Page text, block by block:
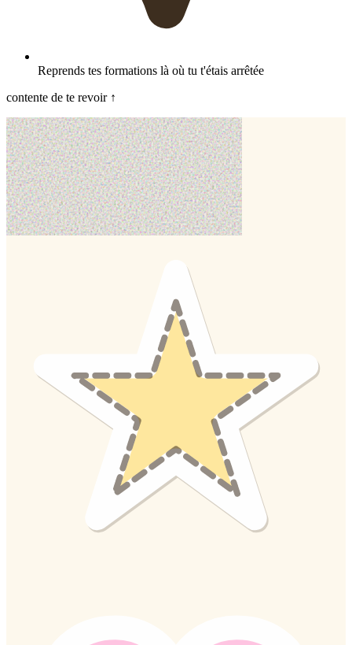
Reprends tes formations là où tu t'étais arrêtée
contente de te revoir ↑